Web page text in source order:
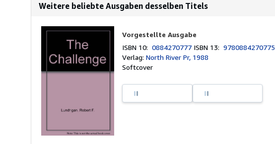
Weitere beliebte Ausgaben desselben Titels
Vorgestellte Ausgabe
ISBN 10:0884270777 ISBN 13:9780884270775
Verlag:North River Pr, 1988
Softcover